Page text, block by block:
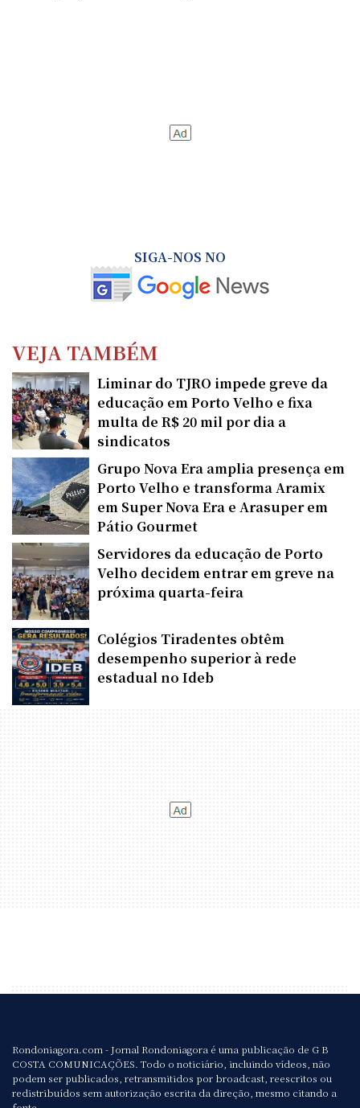
SIGA-NOS NO
VEJA TAMBÉM
Liminar do TJRO impede greve da
educação em Porto Velho e fixa
multa de R$ 20 mil por dia a
sindicatos
Grupo Nova Era amplia presença em
Porto Velho e transforma Aramix
em Super Nova Era e Arasuper em
Pátio Gourmet
Servidores da educação de Porto
Velho decidem entrar em greve na
próxima quarta-feira
Colégios Tiradentes obtêm
desempenho superior à rede
estadual no Ideb
Rondoniagora.com - Jornal Rondoniagora é uma publicação de G B
COSTA COMUNICAÇÕES. Todo o noticiário, incluindo vídeos, não
podem ser publicados, retransmitidos por broadcast, reescritos ou
redistribuídos sem autorização escrita da direção, mesmo citando a